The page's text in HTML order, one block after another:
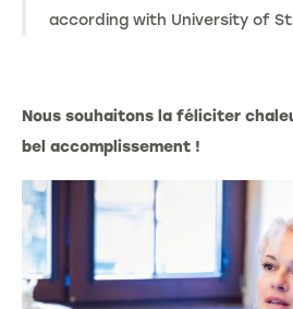
according with University of
Nous souhaitons la féliciter
bel accomplissement !